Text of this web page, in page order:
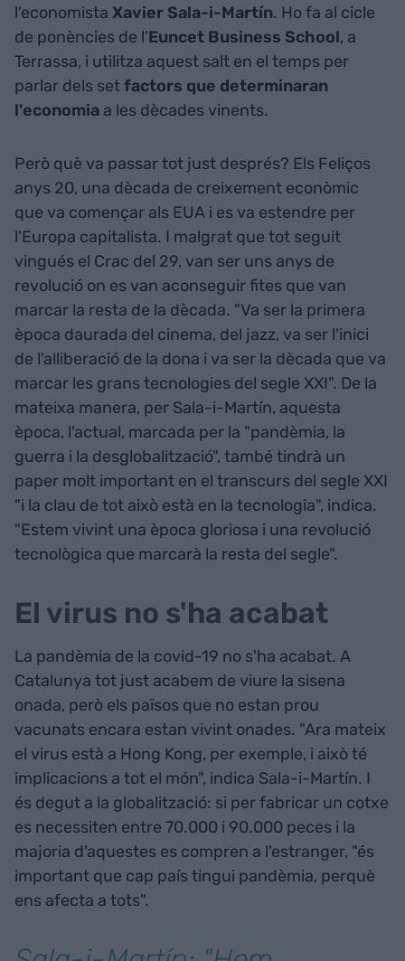
l'economista Xavier Sala-i-Martín. Ho fa al cicle
de ponències de l'Euncet Business School, a
Terrassa, i utilitza aquest salt en el temps per
parlar dels setfactors que determinaran
l'economia a les dècades vinents.
Però què va passar tot just després? Els Feliços
anys 20, una dècada de creixement econòmic
que va començar als EUA i es va estendre per
l'Europa capitalista. I malgrat que tot seguit
vingués el Crac del 29, van ser uns anys de
revolució on es van aconseguir fites que van
marcar la resta de la dècada. "Va ser la primera
època daurada del cinema, del jazz, va ser l'inici
de l'alliberació de la dona i va ser la dècada que va
marcar les grans tecnologies del segle XXI". De la
mateixa manera, per Sala-i-Martín, aquesta
època, l'actual, marcada per la "pandèmia, la
guerra i la desglobalització", també tindrà un
paper molt important en el transcurs del segle XXI
"i la clau de tot això està en la tecnologia", indica.
"Estem vivint una època gloriosa i una revolució
tecnològica que marcarà la resta del segle".
El virus no s'ha acabat
La pandèmia de la covid-19 no s'ha acabat. A
Catalunya tot just acabem de viure la sisena
onada, però els països que no estan prou
vacunats encara estan vivint onades. "Ara mateix
el virus està a Hong Kong, per exemple, i això té
implicacions a tot el món", indica Sala-i-Martín. I
és degut a la globalització: si per fabricar un cotxe
es necessiten entre 70.000 i 90.000 peces i la
majoria d'aquestes es compren a l'estranger, "és
important que cap país tingui pandèmia, perquè
ens afecta a tots".